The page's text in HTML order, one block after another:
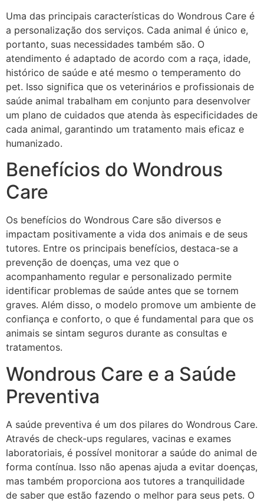
Uma das principais características do Wondrous Care é
a personalização dos serviços. Cada animal é único e,
portanto, suas necessidades também são. O
atendimento é adaptado de acordo com a raça, idade,
histórico de saúde e até mesmo o temperamento do
pet. Isso significa que os veterinários e profissionais de
saúde animal trabalham em conjunto para desenvolver
um plano de cuidados que atenda às especificidades de
cada animal, garantindo um tratamento mais eficaz e
humanizado.
Benefícios do Wondrous
Care
Os benefícios do Wondrous Care são diversos e
impactam positivamente a vida dos animais e de seus
tutores. Entre os principais benefícios, destaca-se a
prevenção de doenças, uma vez que o
acompanhamento regular e personalizado permite
identificar problemas de saúde antes que se tornem
graves. Além disso, o modelo promove um ambiente de
confiança e conforto, o que é fundamental para que os
animais se sintam seguros durante as consultas e
tratamentos.
Wondrous Care e a Saúde
Preventiva
A saúde preventiva é um dos pilares do Wondrous Care.
Através de check-ups regulares, vacinas e exames
laboratoriais, é possível monitorar a saúde do animal de
forma contínua. Isso não apenas ajuda a evitar doenças,
mas também proporciona aos tutores a tranquilidade
de saber que estão fazendo o melhor para seus pets. O